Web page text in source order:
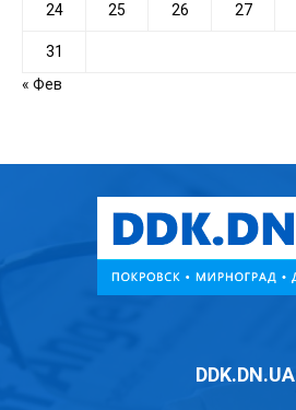
24 25 26 27
31
« Фев
DDK.DN.UA